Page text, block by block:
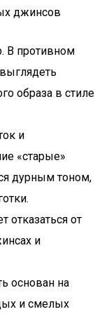
джинсов
В противном
образа в стиле
и
«старые»
дурным тоном,
отказаться от
и
основан на
и смелых